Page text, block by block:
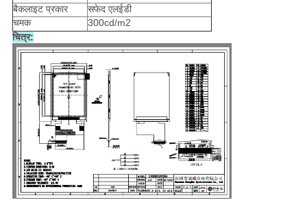
बैकलाइट प्रकार
सफेद एलईडी
चमक
300cd/m2
चित्र: